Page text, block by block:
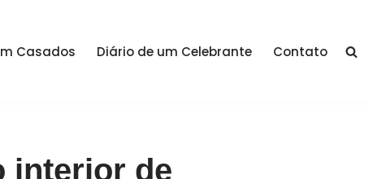
Casados Diário de um Celebrante Contato
interior de